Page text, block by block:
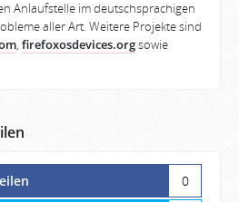
Anlaufstelle im deutschsprachigen
aller Art. Weitere Projekte sind
, firefoxosdevices.orgsowie
0